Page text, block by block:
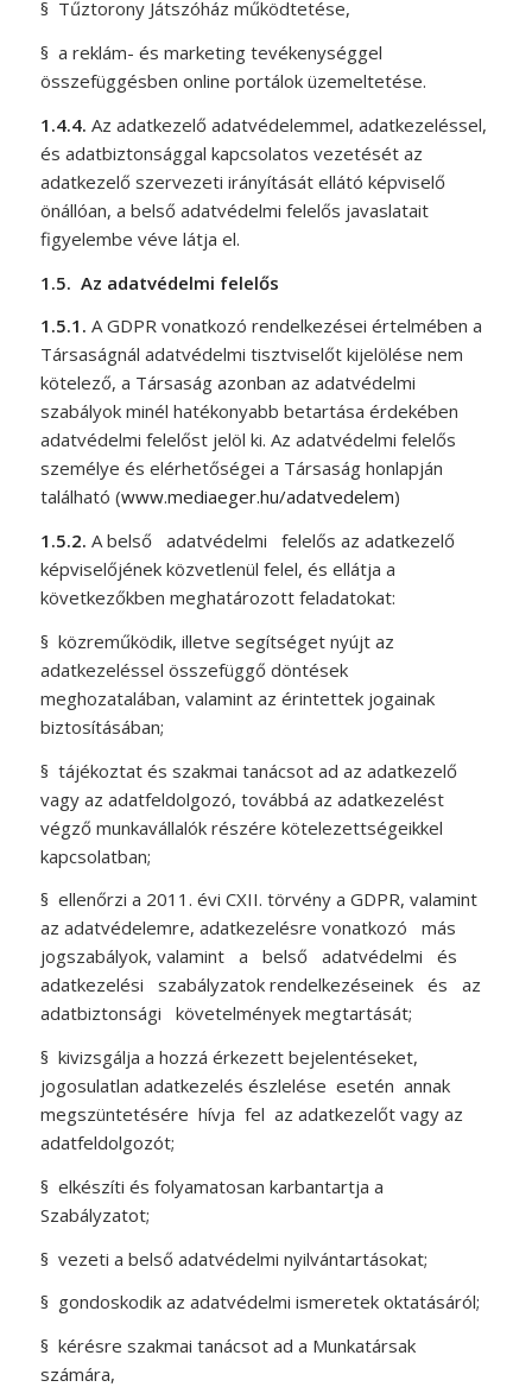
§ Tűztorony Játszóház működtetése,
§ a reklám- és marketing tevékenységgel
összefüggésben online portálok üzemeltetése.
1.4.4. Az adatkezelő adatvédelemmel, adatkezeléssel,
és adatbiztonsággal kapcsolatos vezetését az
adatkezelő szervezeti irányítását ellátó képviselő
önállóan, a belső adatvédelmi felelős javaslatait
figyelembe véve látja el.
1.5. Az adatvédelmi felelős
1.5.1. A GDPR vonatkozó rendelkezései értelmében a
Társaságnál adatvédelmi tisztviselőt kijelölése nem
kötelező, a Társaság azonban az adatvédelmi
szabályok minél hatékonyabb betartása érdekében
adatvédelmi felelőst jelöl ki. Az adatvédelmi felelős
személye és elérhetőségei a Társaság honlapján
található (www.mediaeger.hu/adatvedelem)
1.5.2. A belső adatvédelmi felelős az adatkezelő
képviselőjének közvetlenül felel, és ellátja a
következőkben meghatározott feladatokat:
§ közreműködik, illetve segítséget nyújt az
adatkezeléssel összefüggő döntések
meghozatalában, valamint az érintettek jogainak
biztosításában;
§ tájékoztat és szakmai tanácsot ad az adatkezelő
vagy az adatfeldolgozó, továbbá az adatkezelést
végző munkavállalók részére kötelezettségeikkel
kapcsolatban;
§ ellenőrzi a 2011. évi CXII. törvény a GDPR, valamint
az adatvédelemre, adatkezelésre vonatkozó más
jogszabályok, valamint a belső adatvédelmi és
adatkezelési szabályzatok rendelkezéseinek és az
adatbiztonsági követelmények megtartását;
§ kivizsgálja a hozzá érkezett bejelentéseket,
jogosulatlan adatkezelés észlelése esetén annak
megszüntetésére hívja fel az adatkezelőt vagy az
adatfeldolgozót;
§ elkészíti és folyamatosan karbantartja a
Szabályzatot;
§ vezeti a belső adatvédelmi nyilvántartásokat;
§ gondoskodik az adatvédelmi ismeretek oktatásáról;
§ kérésre szakmai tanácsot ad a Munkatársak
számára,